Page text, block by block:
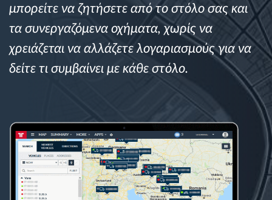
δραστηριοτήτων του στόλου
μπορείτε να ζητήσετε από το στόλο σας και
τα συνεργαζόμενα οχήματα, χωρίς να
χρειάζεται να αλλάζετε λογαριασμούς για να
δείτε τι συμβαίνει με κάθε στόλο.